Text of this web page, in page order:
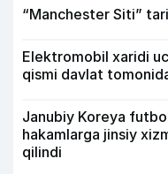
“Manchester Siti”
Elektromobil xaridi
qismi davlat
Janubiy Koreya
hakamlarga jinsiy
qilindi